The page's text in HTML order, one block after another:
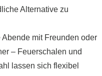
Alternative zu
Abende mit Freunden oder
– Feuerschalen und
lassen sich flexibel